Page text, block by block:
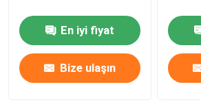
En iyi fiyat
Bize ulaşın